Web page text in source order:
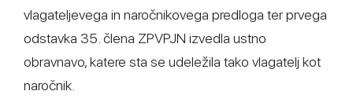
vlagateljevega in naročnikovega predloga ter prvega
odstavka 35. člena ZPVPJN izvedla ustno
obravnavo, katere sta se udeležila tako vlagatelj kot
naročnik.